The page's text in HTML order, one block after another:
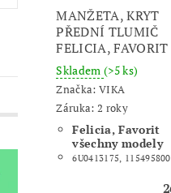
MANŽETA, KRYT
PŘEDNÍ TLUMIČ
FELICIA, FAVORIT
Skladem (>5 ks)
Značka: VIKA
Záruka: 2 roky
Felicia, Favorit
všechny modely
6U0413175, 115495800